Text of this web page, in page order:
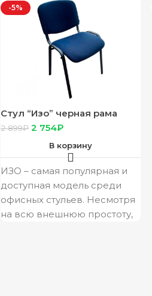
-5%
Стул “Изо” черная рама
В-22 черно/синий (
2 899₽ 2 754₽
В корзину
ИЗО – самая популярная и
доступная модель среди
офисных стульев. Несмотря
на всю внешнюю простоту,